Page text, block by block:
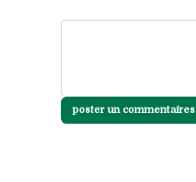
poster un commentaires